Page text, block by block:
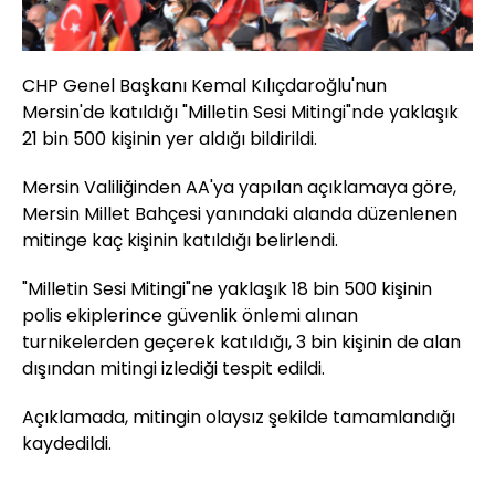
CHP Genel Başkanı Kemal Kılıçdaroğlu'nun
Mersin'de katıldığı "Milletin Sesi Mitingi"nde yaklaşık
21 bin 500 kişinin yer aldığı bildirildi.
Mersin Valiliğinden AA'ya yapılan açıklamaya göre,
Mersin Millet Bahçesi yanındaki alanda düzenlenen
mitinge kaç kişinin katıldığı belirlendi.
"Milletin Sesi Mitingi"ne yaklaşık 18 bin 500 kişinin
polis ekiplerince güvenlik önlemi alınan
turnikelerden geçerek katıldığı, 3 bin kişinin de alan
dışından mitingi izlediği tespit edildi.
Açıklamada, mitingin olaysız şekilde tamamlandığı
kaydedildi.